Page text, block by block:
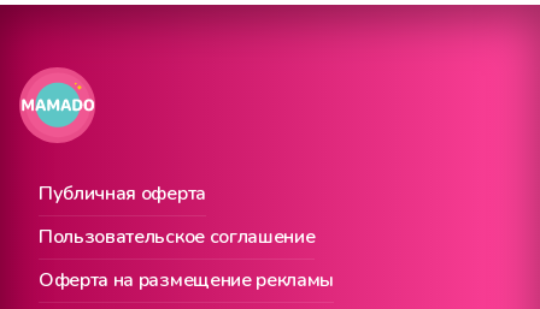
Публичная оферта
Пользовательское соглашение
Оферта на размещение рекламы